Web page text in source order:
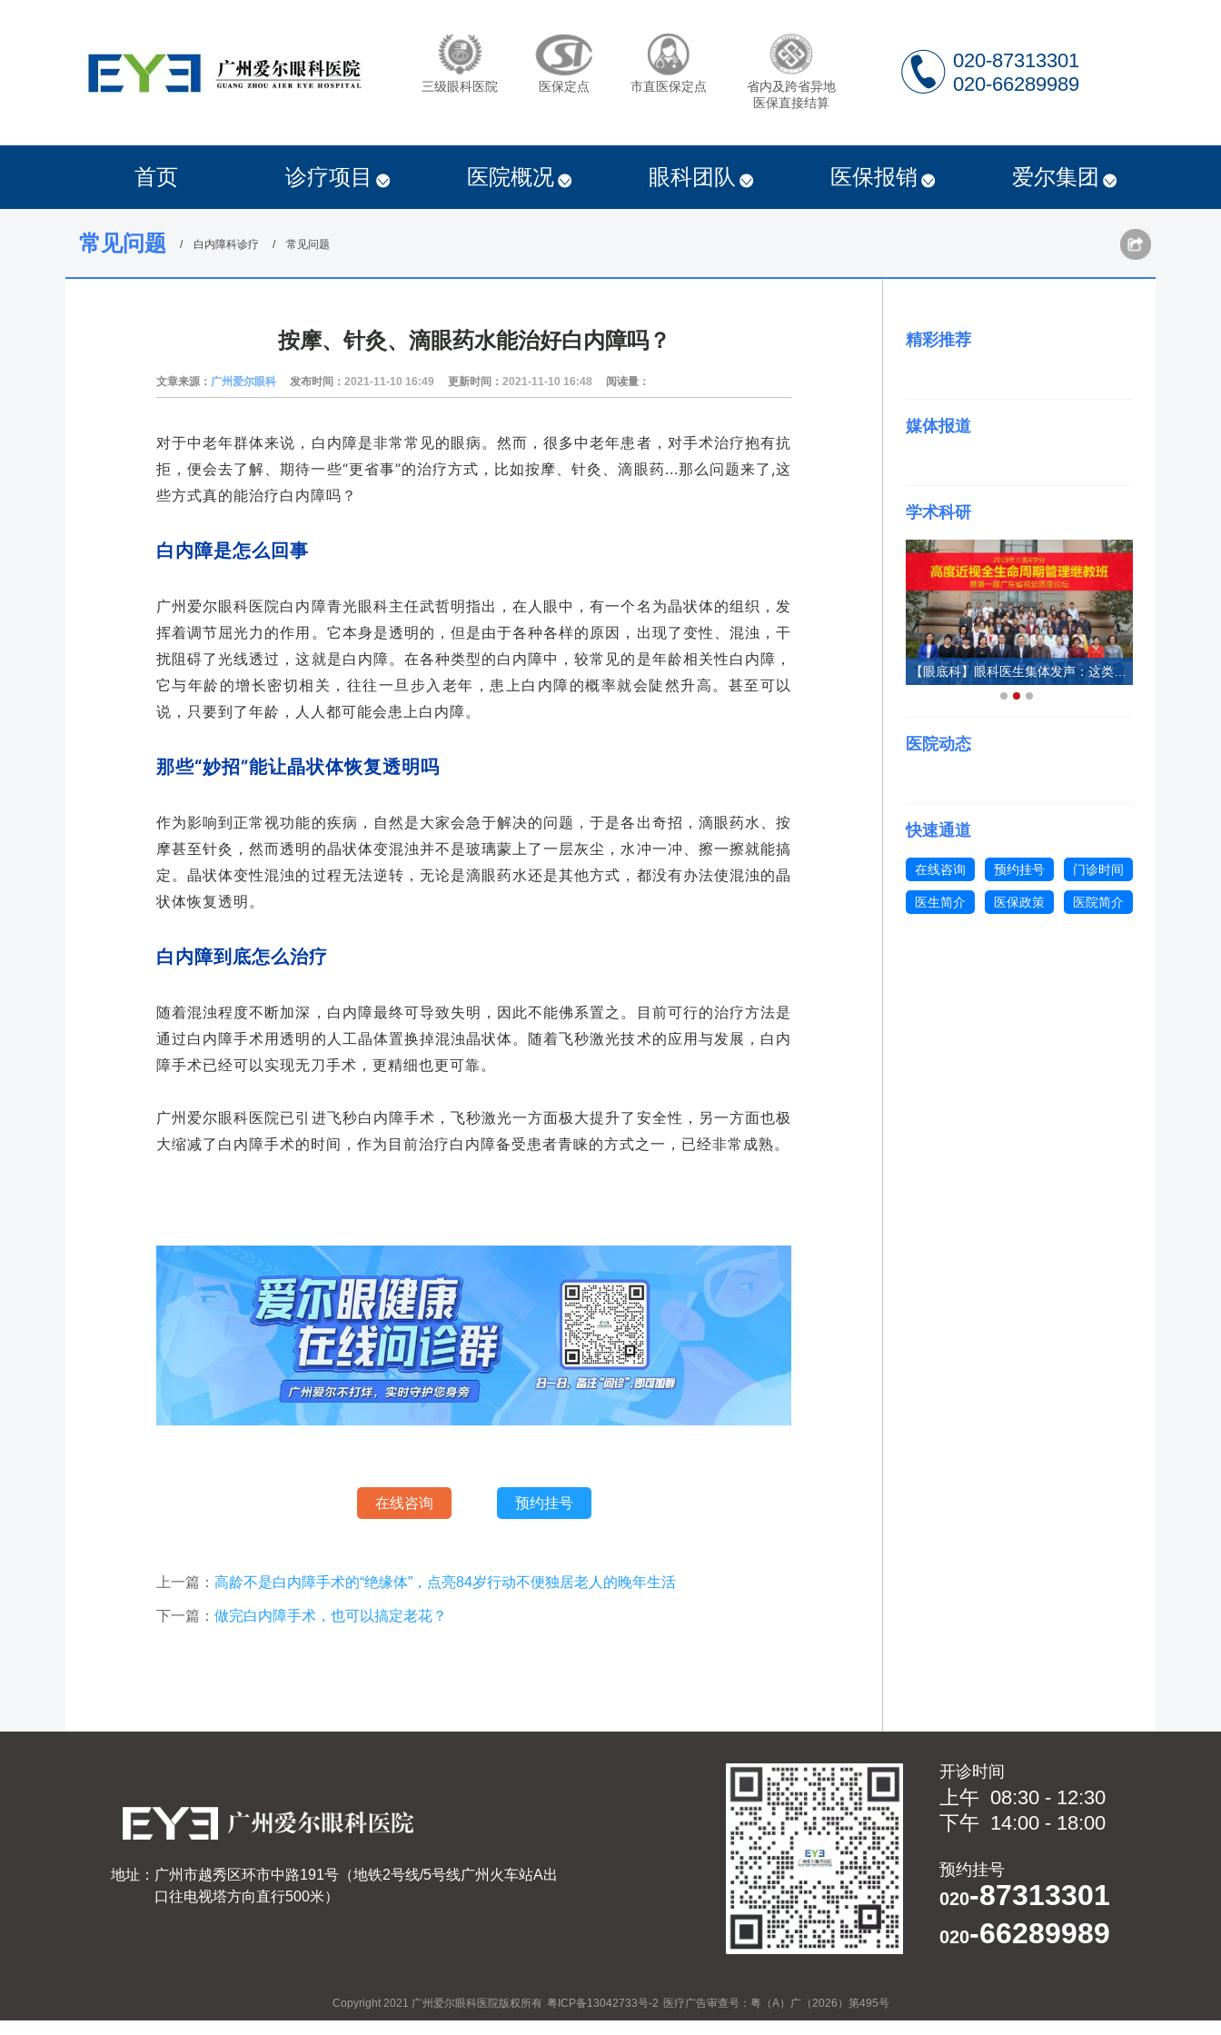
三级眼科医院 医保定点 市直医保定点
省内及跨省异地
医保直接结算
020-87313301
020-66289989
首页 诊疗项目 医院概况 眼科团队 医保报销 爱尔集团
常见问题 白内障科诊疗 常见问题
按摩、针灸、滴眼药水能治好白内障吗？
文章来源： 广州爱尔眼科 发布时间： 2021-11-10 16:49 更新时间： 2021-11-10 16:48 阅读量：
对于中老年群体来说，白内障是非常常见的眼病。然而，很多中老年患者，对手术治疗抱有抗
拒，便会去了解、期待一些“更省事”的治疗方式，比如按摩、针灸、滴眼药...那么问题来了,这
些方式真的能治疗白内障吗？
白内障是怎么回事
广州爱尔眼科医院白内障青光眼科主任武哲明指出，在人眼中，有一个名为晶状体的组织，发
挥着调节屈光力的作用。它本身是透明的，但是由于各种各样的原因，出现了变性、混浊，干
扰阻碍了光线透过，这就是白内障。在各种类型的白内障中，较常见的是年龄相关性白内障，
它与年龄的增长密切相关，往往一旦步入老年，患上白内障的概率就会陡然升高。甚至可以
说，只要到了年龄，人人都可能会患上白内障。
那些“妙招”能让晶状体恢复透明吗
作为影响到正常视功能的疾病，自然是大家会急于解决的问题，于是各出奇招，滴眼药水、按
摩甚至针灸，然而透明的晶状体变混浊并不是玻璃蒙上了一层灰尘，水冲一冲、擦一擦就能搞
定。晶状体变性混浊的过程无法逆转，无论是滴眼药水还是其他方式，都没有办法使混浊的晶
状体恢复透明。
白内障到底怎么治疗
随着混浊程度不断加深，白内障最终可导致失明，因此不能佛系置之。目前可行的治疗方法是
通过白内障手术用透明的人工晶体置换掉混浊晶状体。随着飞秒激光技术的应用与发展，白内
障手术已经可以实现无刀手术，更精细也更可靠。
广州爱尔眼科医院已引进飞秒白内障手术，飞秒激光一方面极大提升了安全性，另一方面也极
大缩减了白内障手术的时间，作为目前治疗白内障备受患者青睐的方式之一，已经非常成熟。
在线咨询 预约挂号
上一篇： 高龄不是白内障手术的“绝缘体”，点亮84岁行动不便独居老人的晚年生活
下一篇： 做完白内障手术，也可以搞定老花？
精彩推荐
媒体报道
学术科研
【眼底科】碰撞学术火花，荟聚眼科群英，这个眼底病诊疗新进展大会超燃！ 【眼底科】眼科医生集体发声：这类高度近视引发的眼病，有办法治了
医院动态
快速通道
在线咨询 预约挂号 门诊时间
医生简介 医保政策 医院简介
地址：广州市越秀区环市中路191号（地铁2号线/5号线广州火车站A出
口往电视塔方向直行500米）
开诊时间
上午 08:30 - 12:30
下午 14:00 - 18:00
预约挂号
020-87313301
020-66289989
Copyright 2021 广州爱尔眼科医院版权所有 粤ICP备13042733号-2 医疗广告审查号：粤（A）广（2026）第495号